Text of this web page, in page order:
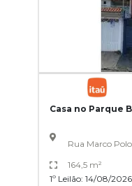
Casa no Parque
Rua Marco Polo
164,5 m²
1º Leilão: 14/08/